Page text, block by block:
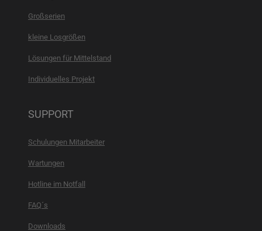
Großserien
kleine Losgrößen
Lösungen für Mittelstand
Individuelles Projekt
SUPPORT
Schulungen Mitarbeiter
Wartungen
Hotline im Notfall
FAQ´s
Downloads